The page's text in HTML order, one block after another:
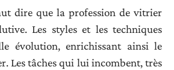
dire que la profession de vitrier
Les styles et les techniques
évolution, enrichissant ainsi le
Les tâches qui lui incombent, très